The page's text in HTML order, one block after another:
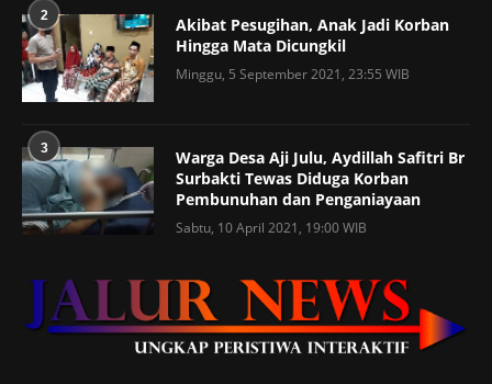
2
Akibat Pesugihan, Anak Jadi Korban
Hingga Mata Dicungkil
Minggu, 5 September 2021, 23:55 WIB
3
Warga Desa Aji Julu, Aydillah Safitri Br
Surbakti Tewas Diduga Korban
Pembunuhan dan Penganiayaan
Sabtu, 10 April 2021, 19:00 WIB